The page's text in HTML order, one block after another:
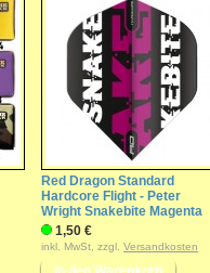
Red Dragon Standard
Hardcore Flight - Peter
Wright Snakebite Magenta
1,50 €
inkl. MwSt, zzgl. Versandkosten